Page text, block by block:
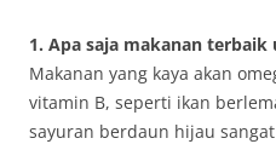
1. Apa saja makanan
Makanan yang kaya akan
vitamin B, seperti ikan
sayuran berdaun hijau